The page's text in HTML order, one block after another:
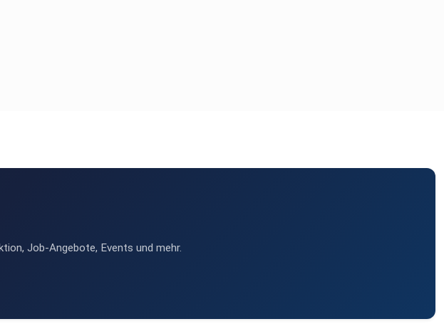
Job-Angebote, Events und mehr.